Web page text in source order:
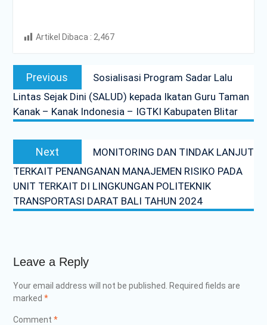
Artikel Dibaca : 2,467
Post
navigation
Previous
post:
Sosialisasi Program Sadar Lalu
Lintas Sejak Dini (SALUD) kepada Ikatan Guru Taman
Kanak – Kanak Indonesia – IGTKI Kabupaten Blitar
Next
post:
MONITORING DAN TINDAK LANJUT
TERKAIT PENANGANAN MANAJEMEN RISIKO PADA
UNIT TERKAIT DI LINGKUNGAN POLITEKNIK
TRANSPORTASI DARAT BALI TAHUN 2024
Leave a Reply
Your email address will not be published. Required fields are
marked *
Comment *